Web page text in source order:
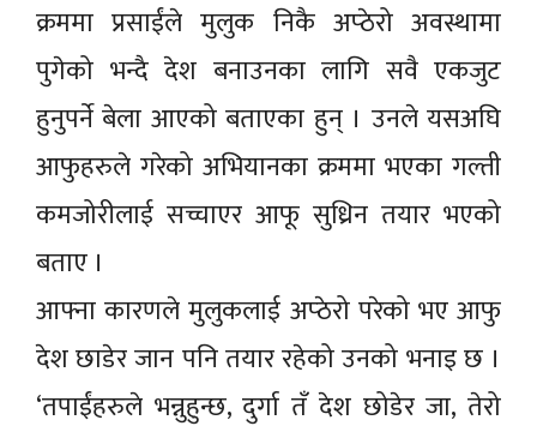
क्रममा प्रसाईंले मुलुक निकै अप्ठेरो अवस्थामा
पुगेको भन्दै देश बनाउनका लागि सवै एकजुट
हुनुपर्ने बेला आएको बताएका हुन् । उनले यसअघि
आफुहरुले गरेको अभियानका क्रममा भएका गल्ती
कमजोरीलाई सच्चाएर आफू सुध्रिन तयार भएको
बताए ।
आफ्ना कारणले मुलुकलाई अप्ठेरो परेको भए आफु
देश छाडेर जान पनि तयार रहेको उनको भनाइ छ ।
‘तपाईंहरुले भन्नुहुन्छ, दुर्गा तँ देश छोडेर जा, तेरो